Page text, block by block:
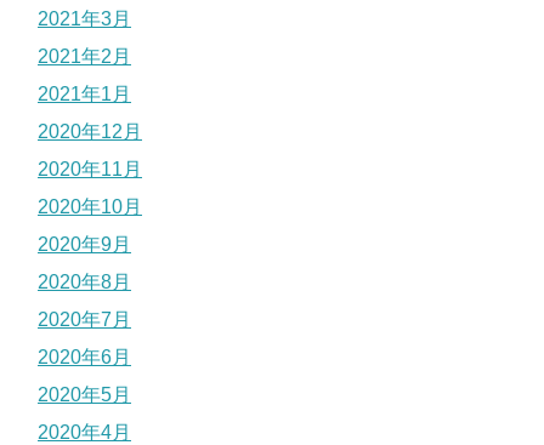
2021年3月
2021年2月
2021年1月
2020年12月
2020年11月
2020年10月
2020年9月
2020年8月
2020年7月
2020年6月
2020年5月
2020年4月